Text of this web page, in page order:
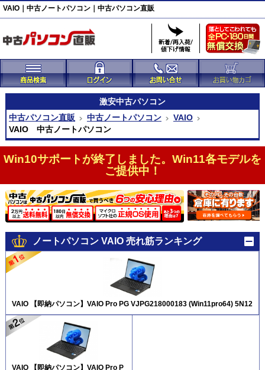
VAIO｜中古ノートパソコン｜中古パソコン直販
激安中古パソコン
中古パソコン直販
中古ノートパソコン
VAIO
VAIO 中古ノートパソコン
Win10サポートが終了しました。Win11各モデルを
ご提供中！
ノートパソコン VAIO 売れ筋ランキング
VAIO 【即納パソコン】VAIO Pro PG VJPG218000183 (Win11pro64) 5N12
VAIO 【即納パソコン】VAIO Pro P